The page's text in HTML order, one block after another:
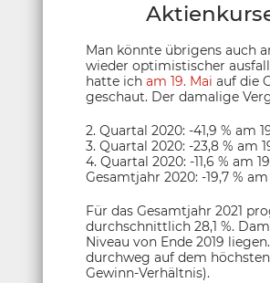
Man könnte übrigens auch
wieder optimistischer
hatte ich am 19. Mai auf die
geschaut. Der damalige
2. Quartal 2020: -41,9 % am
3. Quartal 2020: -23,8 % am
4. Quartal 2020: -11,6 % am
Gesamtjahr 2020: -19,7 % am
Für das Gesamtjahr 2021
durchschnittlich 28,1 %.
Niveau von Ende 2019
durchweg auf dem
Gewinn-Verhältnis).